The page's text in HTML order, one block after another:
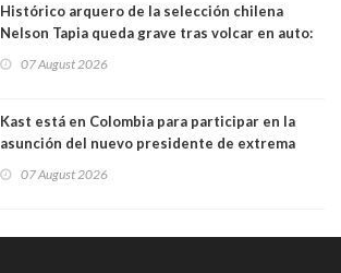
Histórico arquero de la selección chilena
Nelson Tapia queda grave tras volcar en auto:
07 August 2026
Kast está en Colombia para participar en la
asunción del nuevo presidente de extrema
07 August 2026